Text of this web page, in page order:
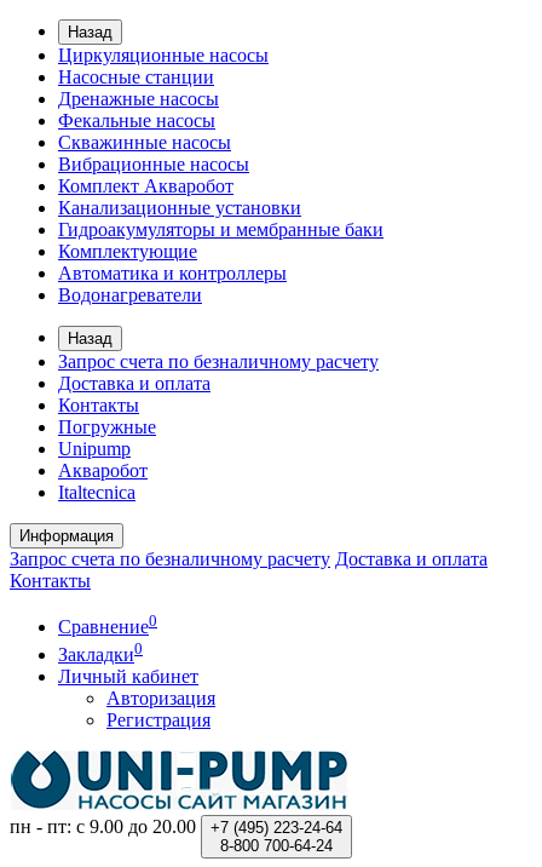
Назад
Циркуляционные насосы
Насосные станции
Дренажные насосы
Фекальные насосы
Скважинные насосы
Вибрационные насосы
Комплект Акваробот
Канализационные установки
Гидроакумуляторы и мембранные баки
Комплектующие
Автоматика и контроллеры
Водонагреватели
Назад
Запрос счета по безналичному расчету
Доставка и оплата
Контакты
Погружные
Unipump
Акваробот
Italtecnica
Информация
Запрос счета по безналичному расчету Доставка и оплата
Контакты
Сравнение0
Закладки0
Личный кабинет
Авторизация
Регистрация
пн - пт: с 9.00 до 20.00 +7 (495) 223-24-64
8-800 700-64-24